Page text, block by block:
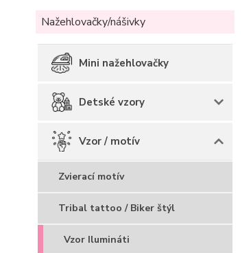
Nažehlovačky/nášivky
Mini nažehlovačky
Detské vzory
Vzor / motív
Zvierací motív
Tribal tattoo / Biker štýl
Vzor Ilumináti